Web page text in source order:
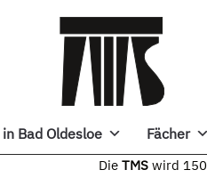
Bad Oldesloe Fächer
TMS wird 150